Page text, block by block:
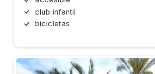
club infantil
bicicletas